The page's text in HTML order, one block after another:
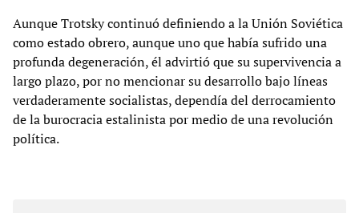
Aunque Trotsky continuó definiendo a la Unión Soviética
como estado obrero, aunque uno que había sufrido una
profunda degeneración, él advirtió que su supervivencia a
largo plazo, por no mencionar su desarrollo bajo líneas
verdaderamente socialistas, dependía del derrocamiento
de la burocracia estalinista por medio de una revolución
política.